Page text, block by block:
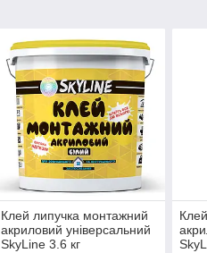
Клей липучка монтажний
акриловий універсальний
SkyLine 3.6 кг